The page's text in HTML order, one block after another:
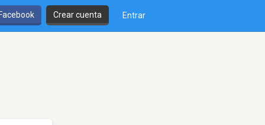
Crear cuenta Entrar